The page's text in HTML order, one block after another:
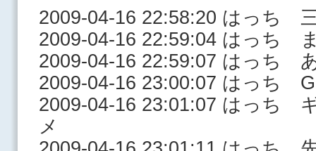
2009-04-16 22:58:20 はっち
2009-04-16 22:59:04 はっち
2009-04-16 22:59:07 はっち
2009-04-16 23:00:07 はっち
2009-04-16 23:01:07 はっち
メ